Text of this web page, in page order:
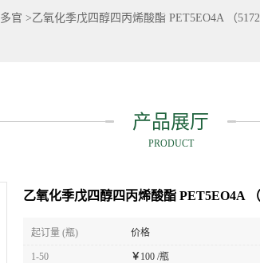
多官 >乙氧化季戊四醇四丙烯酸酯 PET5EO4A （
产品展厅
PRODUCT
乙氧化季戊四醇四丙烯酸酯 PET5EO4A （
起订量 (瓶) 价格
1-50 ￥ 100 /瓶